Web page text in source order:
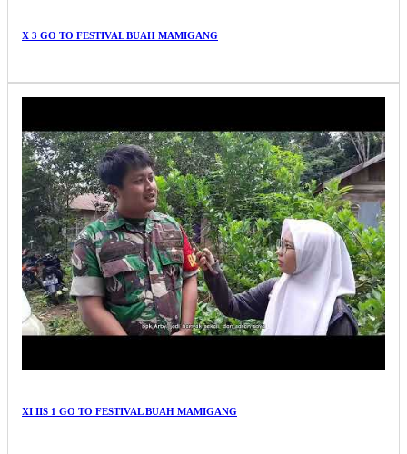
X 3 GO TO FESTIVAL BUAH MAMIGANG
XI IIS 1 GO TO FESTIVAL BUAH MAMIGANG